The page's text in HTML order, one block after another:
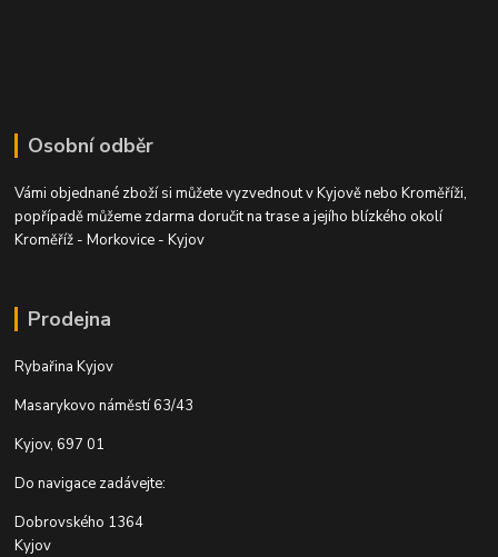
Osobní odběr
Vámi objednané zboží si můžete vyzvednout v Kyjově nebo Kroměříži,
popřípadě můžeme zdarma doručit na trase a jejího blízkého okolí
Kroměříž - Morkovice - Kyjov
Prodejna
Rybařina Kyjov
Masarykovo náměstí 63/43
Kyjov, 697 01
Do navigace zadávejte:
Dobrovského 1364
Kyjov